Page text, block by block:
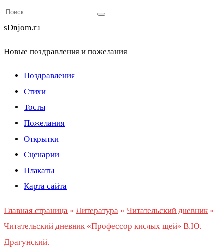
Перейти
к
Search
for:
sDnjom.ru
Новые поздравления и пожелания
Поздравления
Стихи
Тосты
Пожелания
Открытки
Сценарии
Плакаты
Карта сайта
Главная страница » Литература » Читательский дневник »
Читательский дневник «Профессор кислых щей» В.Ю.
Драгунский.